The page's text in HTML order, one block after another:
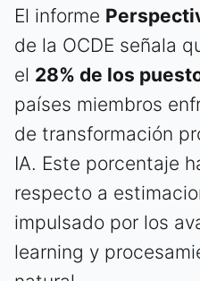
El informe
de la OCDE señala
el 28% de los
países miembros
de transformación
IA. Este porcentaje
respecto a
impulsado por los
learning y